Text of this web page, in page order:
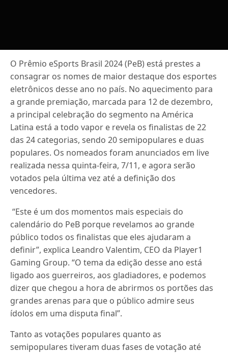
O Prêmio eSports Brasil 2024 (PeB) está prestes a
consagrar os nomes de maior destaque dos esportes
eletrônicos desse ano no país. No aquecimento para
a grande premiação, marcada para 12 de dezembro,
a principal celebração do segmento na América
Latina está a todo vapor e revela os finalistas de 22
das 24 categorias, sendo 20 semipopulares e duas
populares. Os nomeados foram anunciados em live
realizada nessa quinta-feira, 7/11, e agora serão
votados pela última vez até a definição dos
vencedores.
“Este é um dos momentos mais especiais do
calendário do PeB porque revelamos ao grande
público todos os finalistas que eles ajudaram a
definir”, explica Leandro Valentim, CEO da Player1
Gaming Group. “O tema da edição desse ano está
ligado aos guerreiros, aos gladiadores, e podemos
dizer que chegou a hora de abrirmos os portões das
grandes arenas para que o público admire seus
ídolos em uma disputa final”.
Tanto as votações populares quanto as
semipopulares tiveram duas fases de votação até